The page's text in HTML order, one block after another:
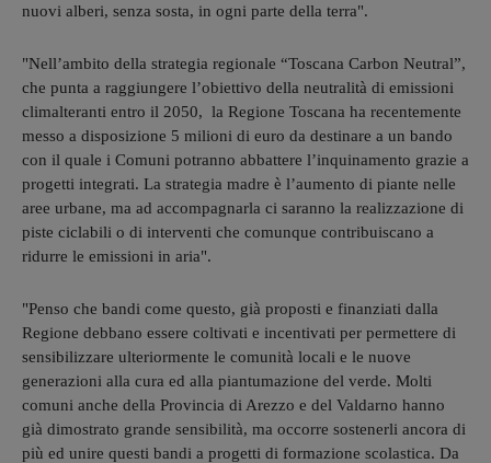
nuovi alberi, senza sosta, in ogni parte della terra".
"Nell’ambito della strategia regionale “Toscana Carbon Neutral”,
che punta a raggiungere l’obiettivo della neutralità di emissioni
climalteranti entro il 2050, la Regione Toscana ha recentemente
messo a disposizione 5 milioni di euro da destinare a un bando
con il quale i Comuni potranno abbattere l’inquinamento grazie a
progetti integrati. La strategia madre è l’aumento di piante nelle
aree urbane, ma ad accompagnarla ci saranno la realizzazione di
piste ciclabili o di interventi che comunque contribuiscano a
ridurre le emissioni in aria".
"Penso che bandi come questo, già proposti e finanziati dalla
Regione debbano essere coltivati e incentivati per permettere di
sensibilizzare ulteriormente le comunità locali e le nuove
generazioni alla cura ed alla piantumazione del verde. Molti
comuni anche della Provincia di Arezzo e del Valdarno hanno
già dimostrato grande sensibilità, ma occorre sostenerli ancora di
più ed unire questi bandi a progetti di formazione scolastica. Da